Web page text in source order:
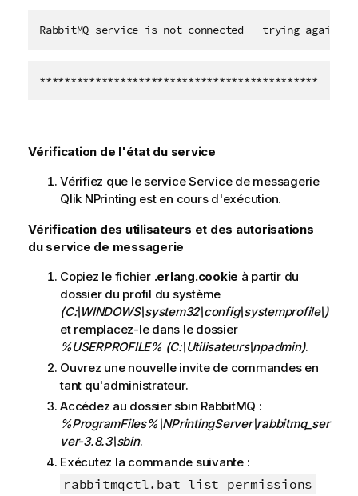
RabbitMQ service is not connected - trying again in
*********************************************
Vérification de l'état du service
Vérifiez que le serviceService de messagerie
Qlik NPrinting est en cours d'exécution.
Vérification des utilisateurs et des autorisations
du service de messagerie
Copiez le fichier .erlang.cookie à partir du
dossier du profil du système
(C:\WINDOWS\system32\config\systemprofile\)
et remplacez-le dans le dossier
%USERPROFILE% (C:\Utilisateurs\npadmin).
Ouvrez une nouvelle invite de commandes en
tant qu'administrateur.
Accédez au dossier sbin RabbitMQ :
%ProgramFiles%\NPrintingServer\rabbitmq_ser
ver-3.8.3\sbin.
Exécutez la commande suivante :
rabbitmqctl.bat list_permissions